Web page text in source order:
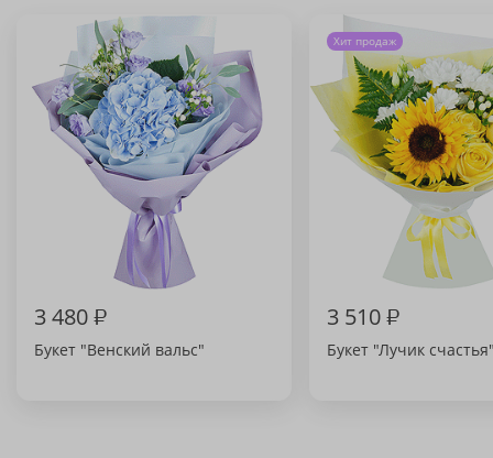
3 480₽
Букет "Венский вальс"
Хит продаж
3 510₽
Букет "Лучик